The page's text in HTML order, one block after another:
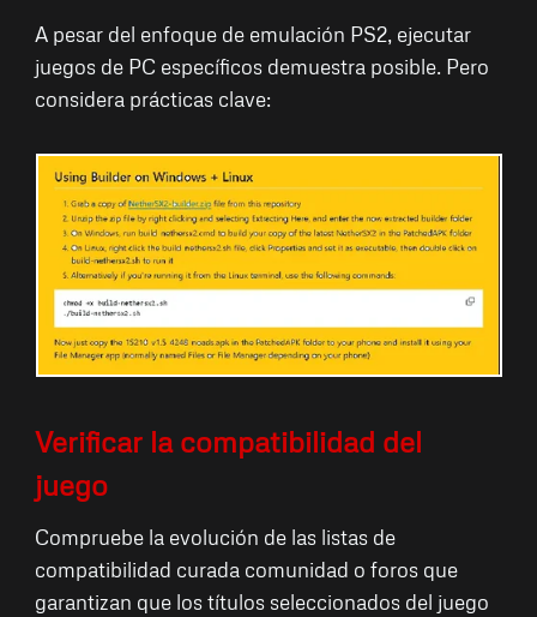
A pesar del enfoque de emulación PS2, ejecutar
juegos de PC específicos demuestra posible. Pero
considera prácticas clave:
Verificar la compatibilidad del
juego
Compruebe la evolución de las listas de
compatibilidad curada comunidad o foros que
garantizan que los títulos seleccionados del juego